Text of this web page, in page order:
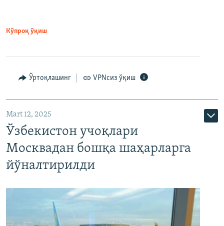
Кўпроқ ўқиш
Ўртоқлашинг VPNсиз ўқиш
Mart 12, 2025
Ўзбекистон учоқлари
Москвадан бошқа шаҳарларга
йўналтирилди